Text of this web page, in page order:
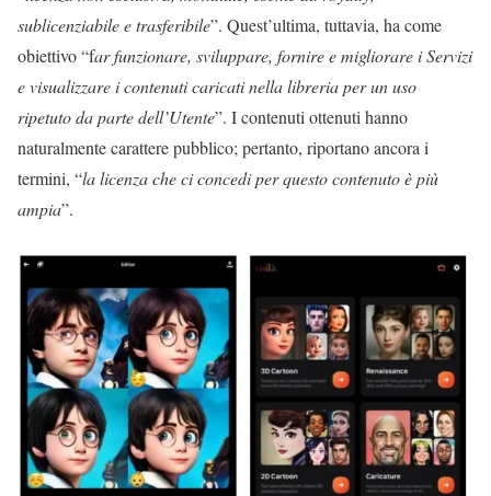
sublicenziabile e trasferibile”. Quest’ultima, tuttavia, ha come
obiettivo “far funzionare, sviluppare, fornire e migliorare i Servizi
e visualizzare i contenuti caricati nella libreria per un uso
ripetuto da parte dell’Utente”. I contenuti ottenuti hanno
naturalmente carattere pubblico; pertanto, riportano ancora i
termini, “la licenza che ci concedi per questo contenuto è più
ampia”.